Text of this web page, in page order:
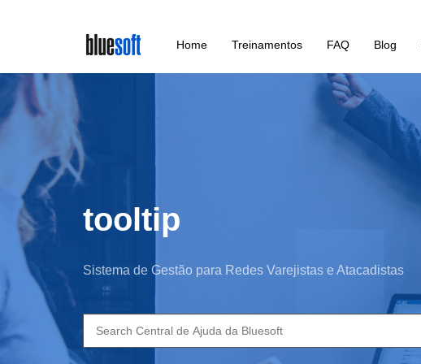
main
content
Home Treinamentos FAQ Blog
tooltip
Sistema de Gestão para Redes Varejistas e Atacadistas
Search
for: